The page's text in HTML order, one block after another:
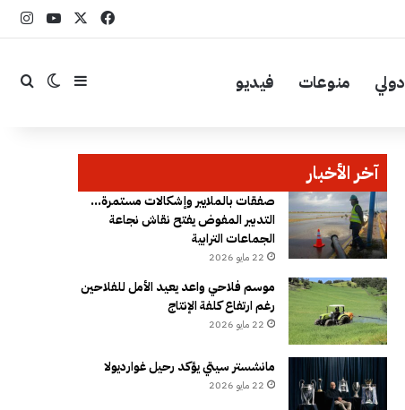
فيسبوك
دولي منوعات فيديو إضافة عمود
الوضع
آخر الأخبار
صفقات بالملايير وإشكالات مستمرة…
التدبير المفوض يفتح نقاش نجاعة
الجماعات الترابية
22 مايو 2026
موسم فلاحي واعد يعيد الأمل للفلاحين
رغم ارتفاع كلفة الإنتاج
22 مايو 2026
مانشستر سيتي يؤكد رحيل غوارديولا
22 مايو 2026